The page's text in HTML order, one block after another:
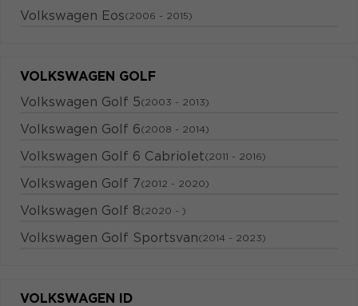
Volkswagen Eos(2006 - 2015)
VOLKSWAGEN GOLF
Volkswagen Golf 5(2003 - 2013)
Volkswagen Golf 6(2008 - 2014)
Volkswagen Golf 6 Cabriolet(2011 - 2016)
Volkswagen Golf 7(2012 - 2020)
Volkswagen Golf 8(2020 - )
Volkswagen Golf Sportsvan(2014 - 2023)
VOLKSWAGEN ID